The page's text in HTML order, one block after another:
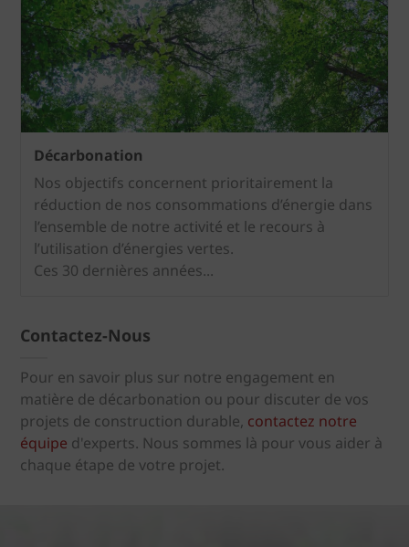
Décarbonation
Nos objectifs concernent prioritairement la
réduction de nos consommations d’énergie dans
l’ensemble de notre activité et le recours à
l’utilisation d’énergies vertes.
Ces 30 dernières années...
Contactez-Nous
Pour en savoir plus sur notre engagement en
matière de décarbonation ou pour discuter de vos
projets de construction durable, contactez notre
équipe d'experts. Nous sommes là pour vous aider à
chaque étape de votre projet.